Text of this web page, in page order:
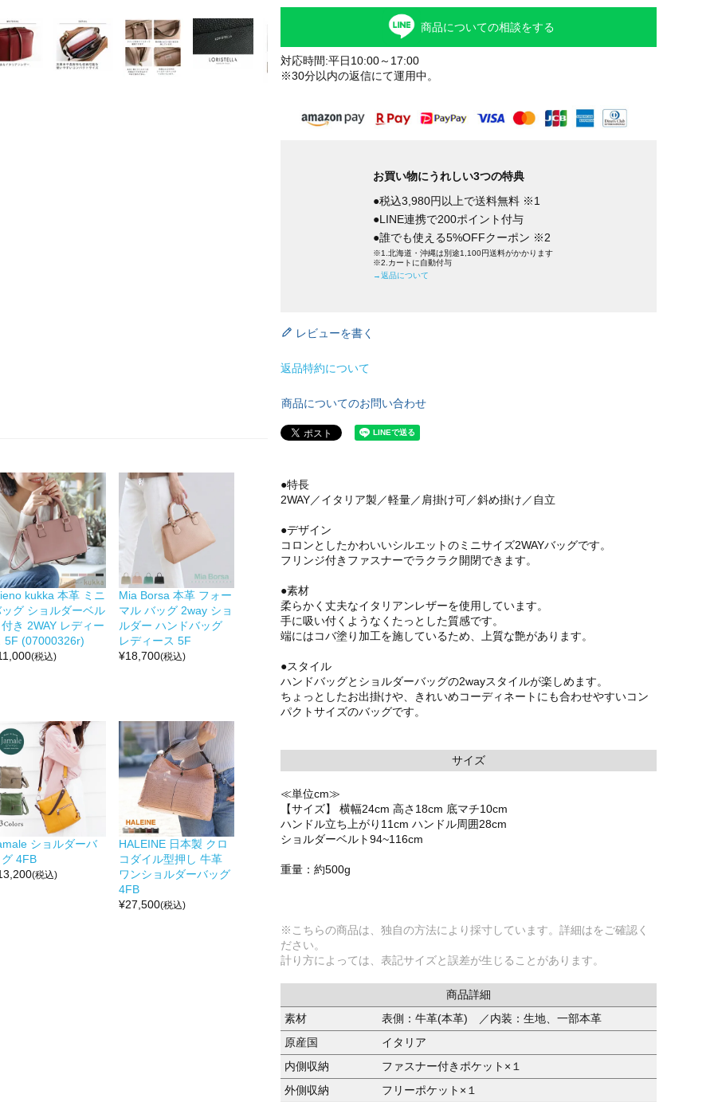
kukka 本革 ミニ
グ ショルダーベル
き 2WAY レディー
5F (07000326r)
(税込)
Mia Borsa 本革 フォー
マル バッグ 2way ショ
ルダー ハンドバッグ
レディース 5F
¥18,700(税込)
ショルダーバ
4FB
(税込)
HALEINE 日本製 クロ
コダイル型押し 牛革
ワンショルダーバッグ
4FB
¥27,500(税込)
商品についての相談をする
対応時間:平日10:00～17:00
※30分以内の返信にて運用中。
お買い物にうれしい3つの特典
●税込3,980円以上で送料無料 ※1
●LINE連携で200ポイント付与
●誰でも使える5%OFFクーポン ※2
※1.北海道・沖縄は別途1,100円送料がかかります
※2.カートに自動付与
→返品について
レビューを書く
返品特約について
商品についてのお問い合わせ
●特長
2WAY／イタリア製／軽量／肩掛け可／斜め掛け／自立
●デザイン
コロンとしたかわいいシルエットのミニサイズ2WAYバッグです。
フリンジ付きファスナーでラクラク開閉できます。
●素材
柔らかく丈夫なイタリアンレザーを使用しています。
手に吸い付くようなくたっとした質感です。
端にはコバ塗り加工を施しているため、上質な艶があります。
●スタイル
ハンドバッグとショルダーバッグの2wayスタイルが楽しめます。
ちょっとしたお出掛けや、きれいめコーディネートにも合わせやすいコン
パクトサイズのバッグです。
サイズ
≪単位cm≫
【サイズ】 横幅24cm 高さ18cm 底マチ10cm
ハンドル立ち上がり11cm ハンドル周囲28cm
ショルダーベルト94~116cm
重量：約500g
※こちらの商品は、独自の方法により採寸しています。詳細はをご確認く
ださい。
計り方によっては、表記サイズと誤差が生じることがあります。
商品詳細
素材
表側：牛革(本革) ／内装：生地、一部本革
原産国
イタリア
内側収納
ファスナー付きポケット×１
外側収納
フリーポケット×１